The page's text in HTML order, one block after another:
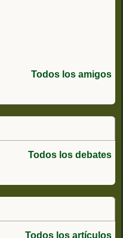
Todos los amigos
Todos los debates
Todos los artículos